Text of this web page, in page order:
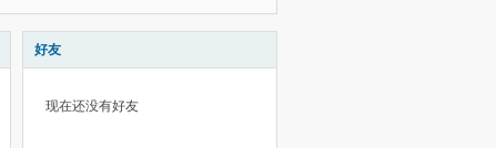
好友
现在还没有好友